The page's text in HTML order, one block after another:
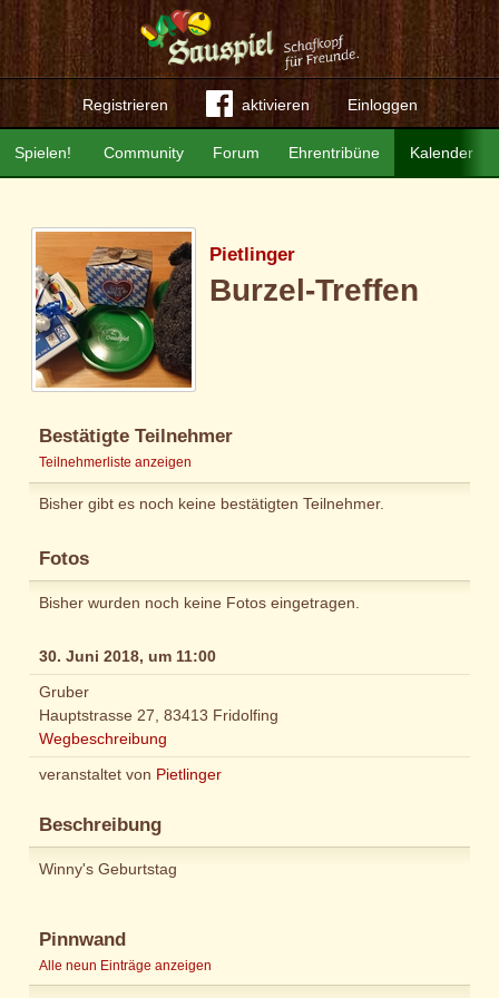
Registrieren aktivieren Einloggen
Community Forum Ehrentribüne Kalender
Spielen!
Pietlinger
Burzel-Treffen
Bestätigte Teilnehmer
Teilnehmerliste anzeigen
Bisher gibt es noch keine bestätigten Teilnehmer.
Fotos
Bisher wurden noch keine Fotos eingetragen.
30. Juni 2018, um 11:00
Gruber
Hauptstrasse 27, 83413 Fridolfing
Wegbeschreibung
veranstaltet von Pietlinger
Beschreibung
Winny's Geburtstag
Pinnwand
Alle neun Einträge anzeigen